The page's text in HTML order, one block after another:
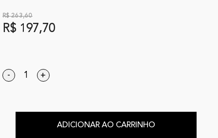
R$ 263,60
R$ 197,70
- +
ADICIONAR AO CARRINHO